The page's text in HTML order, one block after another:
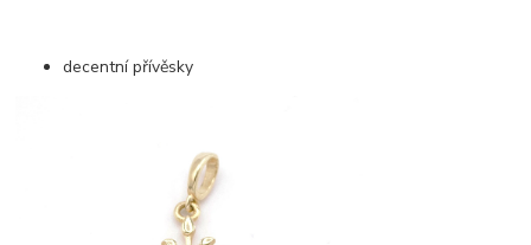
decentní přívěsky